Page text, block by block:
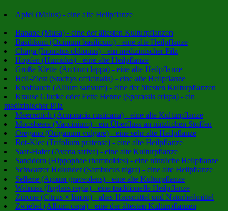
Apfel (Malus) - eine alte Heilpflanze
Banane (Musa) - eine der ältesten Kulturpflanzen
Basilikum (Ocimum basilicum) - eine alte Heilpflanze
Chaga (Inonotus obliquus) - ein medizinischer Pilz
Hopfen (Humulus) - eine alte Heilpflanze
Große Klette (Arctium lappa) - eine alte Heilpflanze
Heil-Ziest (Stachys officinalis) - eine alte Heilpflanze
Knoblauch (Allium sativum) - eine der ältesten Kulturpflanzen
Krause Glucke oder Fette Henne (Sparassis crispa) - ein
medizinischer Pilz
Meerrettich (Armoracia rusticana) - eine alte Kulturpflanze
Moosbeere (Vaccinium) - ein Überfluss an nützlichen Stoffen
Oregano (Origanum vulgare) - eine sehr alte Heilpflanze
Rot-Klee (Trifolium pratense) - eine alte Heilpflanze
Saat-Hafer (Avena sativa) - eine alte Kulturpflanze
Sanddorn (Hippophae rhamnoides) - eine nützliche Heilpflanze
Schwarzer Holunder (Sambucus nigra) - eine alte Heilpflanze
Sellerie (Apium graveolens) - eine alte Kulturpflanze
Walnuss (Juglans regia) - eine traditionelle Heilpflanze
Zitrone (Citrus × limon) - altes Hausmittel und Naturheilmittel
Zwiebel (Allium cepa) - eine der ältesten Kulturpflanzen